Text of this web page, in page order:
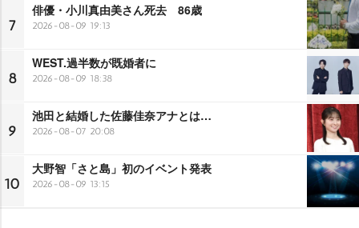
7
俳優・小川真由美さん死去 86歳
2026-08-09 19:13
8
WEST.過半数が既婚者に
2026-08-09 18:38
9
池田と結婚した佐藤佳奈アナとは…
2026-08-07 20:08
10
大野智「さと島」初のイベント発表
2026-08-09 13:15